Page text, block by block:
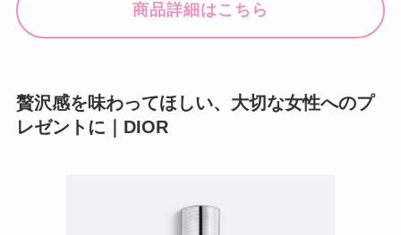
商品詳細はこちら
贅沢感を味わってほしい、大切な女性へのプ
レゼントに｜DIOR